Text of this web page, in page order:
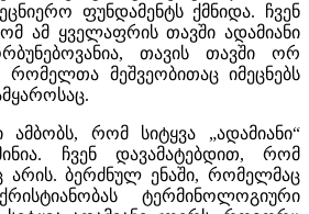
ფუნდამენტს ქმნიდა. ჩვენ
ამ ყველაფრის თავში ადამიანი
თავის თავში ორ
მეშვეობითაც იმეცნებს
ამბობს, რომ სიტყვა „ადამიანი“
ჩვენ დავამატებდით, რომ
არის. ბერძნულ ენაში, რომელმაც
ტერმინოლოგიური